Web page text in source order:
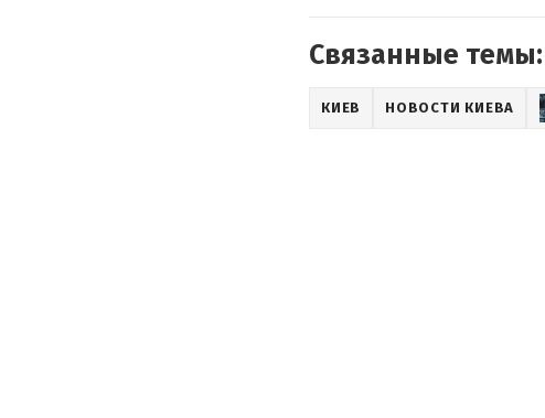
Связанные темы:
КИЕВ НОВОСТИ КИЕВА